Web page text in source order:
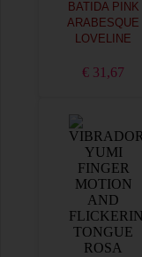
BATIDA PINK
ARABESQUE
LOVELINE
€ 31,67